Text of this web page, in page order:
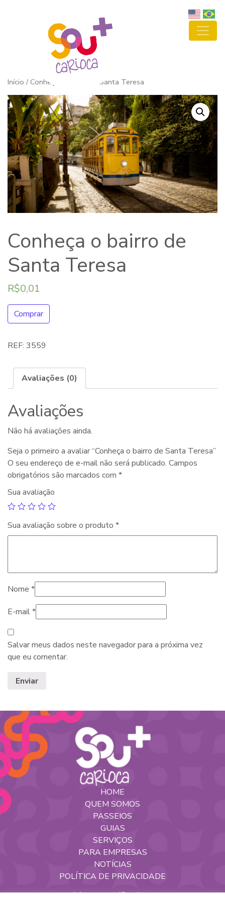
Início / Conheça o bairro de Santa Teresa
Conheça o bairro de
Santa Teresa
R$0,01
Comprar
REF: 3559
Avaliações (0)
Avaliações
Não há avaliações ainda.
Seja o primeiro a avaliar “Conheça o bairro de Santa Teresa”
O seu endereço de e-mail não será publicado. Campos
obrigatórios são marcados com *
Sua avaliação
Sua avaliação sobre o produto *
Nome *
E-mail*
Salvar meus dados neste navegador para a próxima vez
que eu comentar.
HOME
QUEM SOMOS
PASSEIOS
GUIAS
SERVIÇOS
PARA EMPRESAS
NOTÍCIAS
POLÍTICA DE PRIVACIDADE